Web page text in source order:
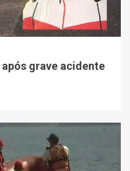
grave acidente